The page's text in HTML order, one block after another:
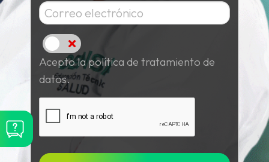
Acepto
Acepto la política de tratamiento de
datos.